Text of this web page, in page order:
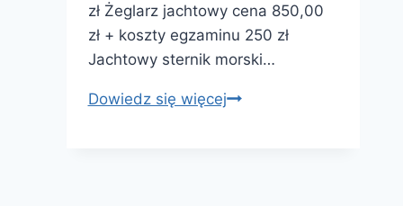
zł Żeglarz jachtowy cena 850,00
zł + koszty egzaminu 250 zł
Jachtowy sternik morski…
Dowiedz się więcejUwaga!